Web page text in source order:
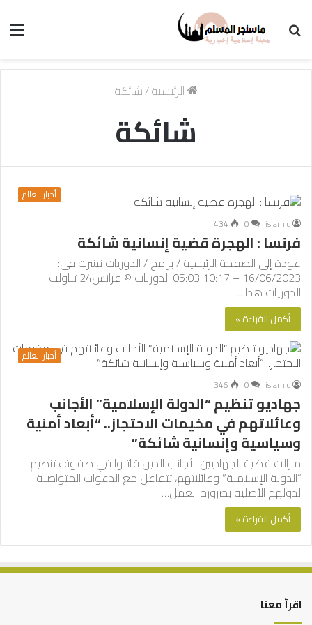
الرئيسية/شائكة
شائكة
أخبار العالم
islamic
0
434
فرنسا : الهجرة قضية إنسانية شائكة
عودة إلى الصفحة الرئيسية / برامج / الدوريات نشرت في:
16/06/2023 – 10:17 05:03 الدوريات © فرانس24 تناولت
الدوريات هذا…
أكمل القراءة »
أخبار العالم
islamic
0
346
جهاديو تنظيم “الدولة الإسلامية” الأجانب
وعائلاتهم في مخيمات الاحتجاز.. “أبعاد أمنية
وسياسية وإنسانية شائكة”
مازالت قضية الجهاديين الأجانب الذين قاتلوا في صفوف تنظيم
“الدولة الإسلامية” وعائلاتهم، تتفاعل مع الدعوات المتواصلة
لدولهم الأصلية بضرورة العمل…
أكمل القراءة »
اقرأ معنا